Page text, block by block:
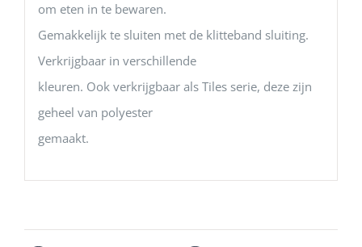
om eten in te bewaren.
Gemakkelijk te sluiten met de klitteband sluiting.
Verkrijgbaar in verschillende
kleuren. Ook verkrijgbaar als Tiles serie, deze zijn
geheel van polyester
gemaakt.